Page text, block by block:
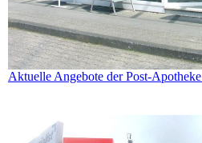
Aktuelle Angebote der Post-